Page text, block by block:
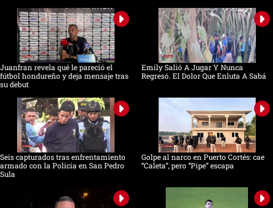
Juanfran revela qué le pareció el
fútbol hondureño y deja mensaje tras
su debut
Emily Salió A Jugar Y Nunca
Regresó. El Dolor Que Enluta A Sabá
Seis capturados tras enfrentamiento
armado con la Policía en San Pedro
Sula
Golpe al narco en Puerto Cortés: cae
“Caleta”, pero “Pipe” escapa